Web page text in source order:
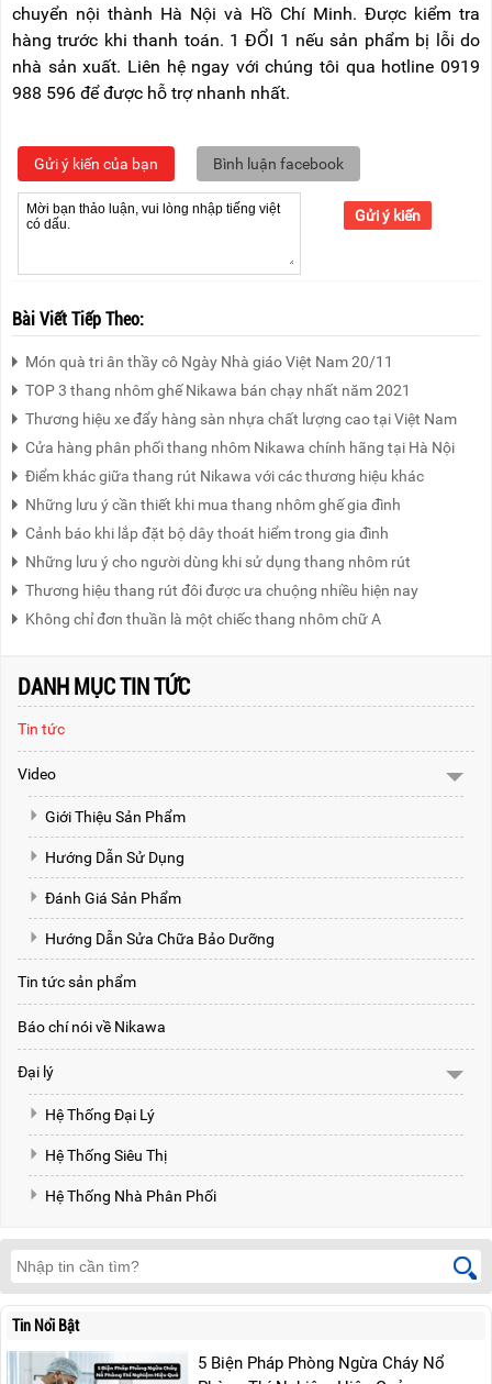
chuyển nội thành Hà Nội và Hồ Chí Minh. Được kiểm tra
hàng trước khi thanh toán. 1 ĐỔI 1 nếu sản phẩm bị lỗi do
nhà sản xuất. Liên hệ ngay với chúng tôi qua hotline 0919
988 596 để được hỗ trợ nhanh nhất.
Gửi ý kiến của bạn Bình luận facebook
Gửi ý kiến
Bài Viết Tiếp Theo:
Món quà tri ân thầy cô Ngày Nhà giáo Việt Nam 20/11
TOP 3 thang nhôm ghế Nikawa bán chạy nhất năm 2021
Thương hiệu xe đẩy hàng sàn nhựa chất lượng cao tại Việt Nam
Cửa hàng phân phối thang nhôm Nikawa chính hãng tại Hà Nội
Điểm khác giữa thang rút Nikawa với các thương hiệu khác
Những lưu ý cần thiết khi mua thang nhôm ghế gia đình
Cảnh báo khi lắp đặt bộ dây thoát hiểm trong gia đình
Những lưu ý cho người dùng khi sử dụng thang nhôm rút
Thương hiệu thang rút đôi được ưa chuộng nhiều hiện nay
Không chỉ đơn thuần là một chiếc thang nhôm chữ A
DANH MỤC TIN TỨC
Tin tức
Video
Giới Thiệu Sản Phẩm
Hướng Dẫn Sử Dụng
Đánh Giá Sản Phẩm
Hướng Dẫn Sửa Chữa Bảo Dưỡng
Tin tức sản phẩm
Báo chí nói về Nikawa
Đại lý
Hệ Thống Đại Lý
Hệ Thống Siêu Thị
Hệ Thống Nhà Phân Phối
Tin Nổi Bật
5 Biện Pháp Phòng Ngừa Cháy Nổ